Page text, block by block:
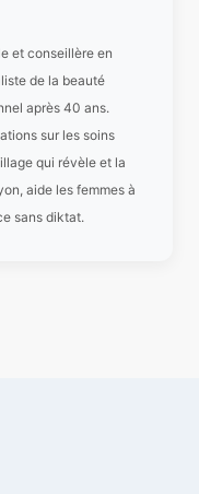
et conseillère en
de la beauté
après 40 ans.
sur les soins
qui révèle et la
aide les femmes à
sans diktat.